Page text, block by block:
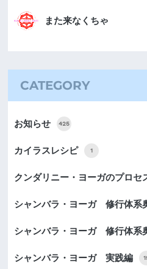
また来なくちゃ
CATEGORY
お知らせ 425
カイラスレシピ 1
クンダリニー・ヨーガのプロセ
シャンバラ・ヨーガ 修行体
シャンバラ・ヨーガ 修行体
シャンバラ・ヨーガ 実践編